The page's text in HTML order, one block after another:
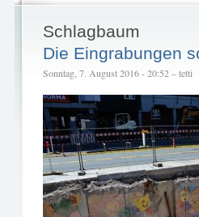
Schlagbaum
Die Eingrabungen
Sonntag, 7. August 2016 - 20:52 – tetti